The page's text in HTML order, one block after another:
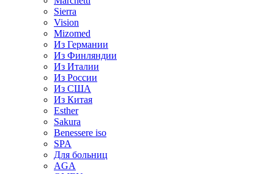
Sierra
Vision
Mizomed
Из Германии
Из Финляндии
Из Италии
Из России
Из США
Из Китая
Esther
Sakura
Benessere iso
SPA
Для больниц
AGA